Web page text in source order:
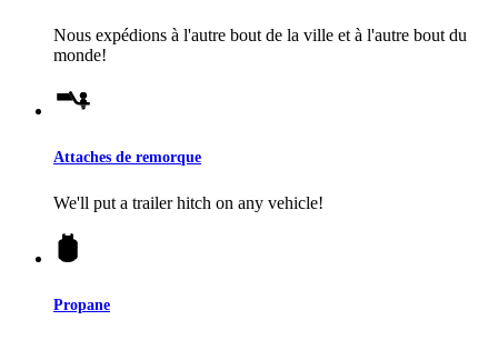
Nous expédions à l'autre bout de la ville et à l'autre bout du
monde!
Attaches de remorque
We'll put a trailer hitch on any vehicle!
Propane